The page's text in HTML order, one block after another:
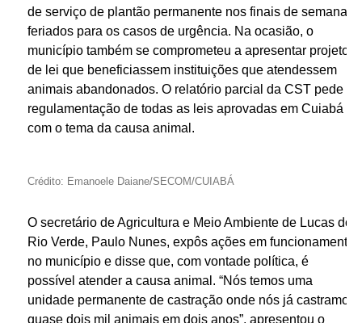
de serviço de plantão permanente nos finais de semana e
feriados para os casos de urgência. Na ocasião, o
município também se comprometeu a apresentar projetos
de lei que beneficiassem instituições que atendessem
animais abandonados. O relatório parcial da CST pede a
regulamentação de todas as leis aprovadas em Cuiabá
com o tema da causa animal.
Crédito: Emanoele Daiane/SECOM/CUIABÁ
O secretário de Agricultura e Meio Ambiente de Lucas do
Rio Verde, Paulo Nunes, expôs ações em funcionamento
no município e disse que, com vontade política, é
possível atender a causa animal. “Nós temos uma
unidade permanente de castração onde nós já castramos
quase dois mil animais em dois anos”, apresentou o